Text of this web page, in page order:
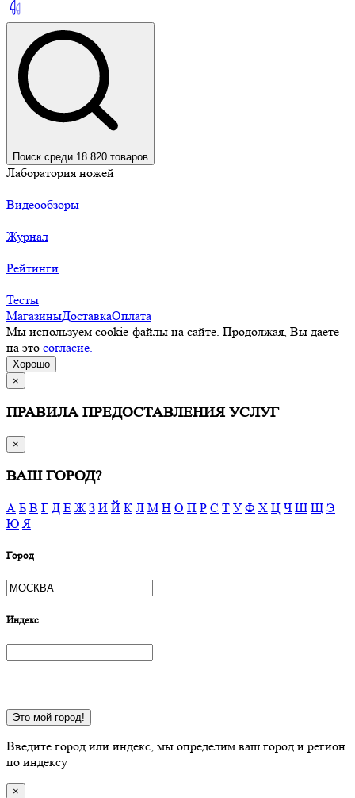
Поиск среди 18 820 товаров
Лаборатория ножей
Видеообзоры
Журнал
Рейтинги
Тесты
МагазиныДоставкаОплата
Мы используем cookie-файлы на сайте. Продолжая, Вы даете
на это согласие.
Хорошо
×
ПРАВИЛА ПРЕДОСТАВЛЕНИЯ УСЛУГ
×
ВАШ ГОРОД?
А Б В Г Д Е Ж З И Й К Л М Н О П Р С Т У Ф Х Ц Ч Ш Щ Э
Ю Я
Город
Индекс
Это мой город!
Введите город или индекс, мы определим ваш город и регион
по индексу
×